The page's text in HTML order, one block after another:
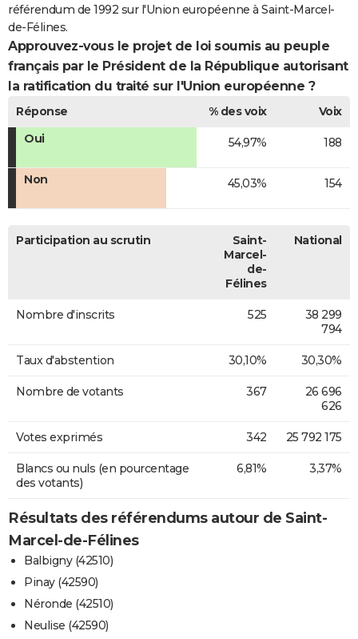
référendum de 1992 sur l'Union européenne à Saint-Marcel-
de-Félines.
Approuvez-vous le projet de loi soumis au peuple
français par le Président de la République autorisant
la ratification du traité sur l'Union européenne ?
Réponse % des voix
Voix
Oui
54,97% 188
Non 45,03% 154
Participation au scrutin
Saint-
Marcel-
de-
Félines
National
Nombre d'inscrits 525
38 299
794
Taux d'abstention 30,10% 30,30%
Nombre de votants 367
26 696
626
Votes exprimés 342 25 792 175
Blancs ou nuls (en pourcentage
des votants)
6,81% 3,37%
Résultats des référendums autour de Saint-
Marcel-de-Félines
Balbigny (42510)
Pinay (42590)
Néronde (42510)
Neulise (42590)